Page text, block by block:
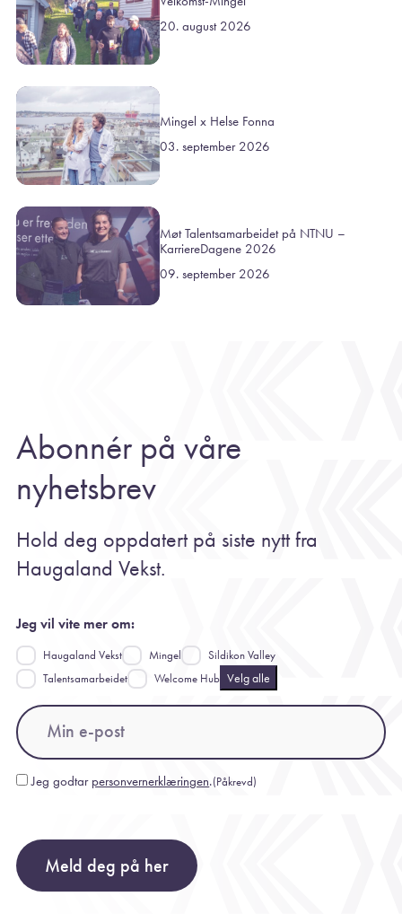
20. august 2026
Mingel x Helse Fonna
03. september 2026
Møt Talentsamarbeidet på NTNU –
KarriereDagene 2026
09. september 2026
Abonnér på våre
nyhetsbrev
Hold deg oppdatert på siste nytt fra
Haugaland Vekst.
Jeg vil vite mer om:
Haugaland Vekst Mingel
Sildikon Valley
Talentsamarbeidet
Welcome Hub Velg alle
Email
Consent(Påkrevd)
Jeg godtar personvernerklæringen.(Påkrevd)
Meld deg på her